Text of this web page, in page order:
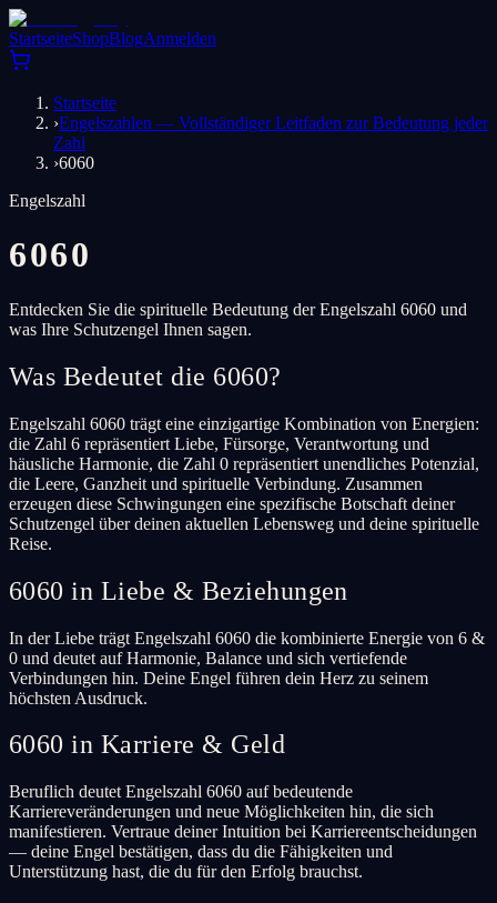
StartseiteShopBlogAnmelden
Startseite
›Engelszahlen — Vollständiger Leitfaden zur Bedeutung jeder
Zahl
›6060
Engelszahl
6060
Entdecken Sie die spirituelle Bedeutung der Engelszahl 6060 und
was Ihre Schutzengel Ihnen sagen.
Was Bedeutet die 6060?
Engelszahl 6060 trägt eine einzigartige Kombination von Energien:
die Zahl 6 repräsentiert Liebe, Fürsorge, Verantwortung und
häusliche Harmonie, die Zahl 0 repräsentiert unendliches Potenzial,
die Leere, Ganzheit und spirituelle Verbindung. Zusammen
erzeugen diese Schwingungen eine spezifische Botschaft deiner
Schutzengel über deinen aktuellen Lebensweg und deine spirituelle
Reise.
6060 in Liebe & Beziehungen
In der Liebe trägt Engelszahl 6060 die kombinierte Energie von 6 &
0 und deutet auf Harmonie, Balance und sich vertiefende
Verbindungen hin. Deine Engel führen dein Herz zu seinem
höchsten Ausdruck.
6060 in Karriere & Geld
Beruflich deutet Engelszahl 6060 auf bedeutende
Karriereveränderungen und neue Möglichkeiten hin, die sich
manifestieren. Vertraue deiner Intuition bei Karriereentscheidungen
— deine Engel bestätigen, dass du die Fähigkeiten und
Unterstützung hast, die du für den Erfolg brauchst.